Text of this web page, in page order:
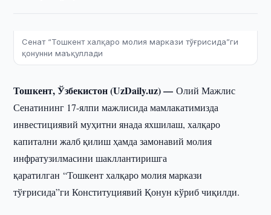
Сенат “Тошкент халқаро молия маркази тўғрисида”ги
қонунни маъқуллади
Тошкент, Ўзбекистон (UzDaily.uz) —Олий Мажлис
Сенатининг 17-ялпи мажлисида мамлакатимизда
инвестициявий муҳитни янада яхшилаш, халқаро
капитални жалб қилиш ҳамда замонавий молия
инфратузилмасини шакллантиришга
қаратилган “Тошкент халқаро молия маркази
тўғрисида”ги Конституциявий Қонун кўриб чиқилди.